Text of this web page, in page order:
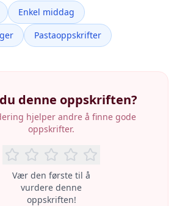
Enkel middag
Pastaoppskrifter
denne oppskriften?
hjelper andre å finne gode
oppskrifter.
Vær den første til å
vurdere denne
oppskriften!